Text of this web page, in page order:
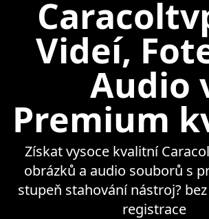
Videí,
Audio
Premium
Získat vysoce kvalitní
obrázků a audio souborů s
stupeň stahování nástroj?
registrace